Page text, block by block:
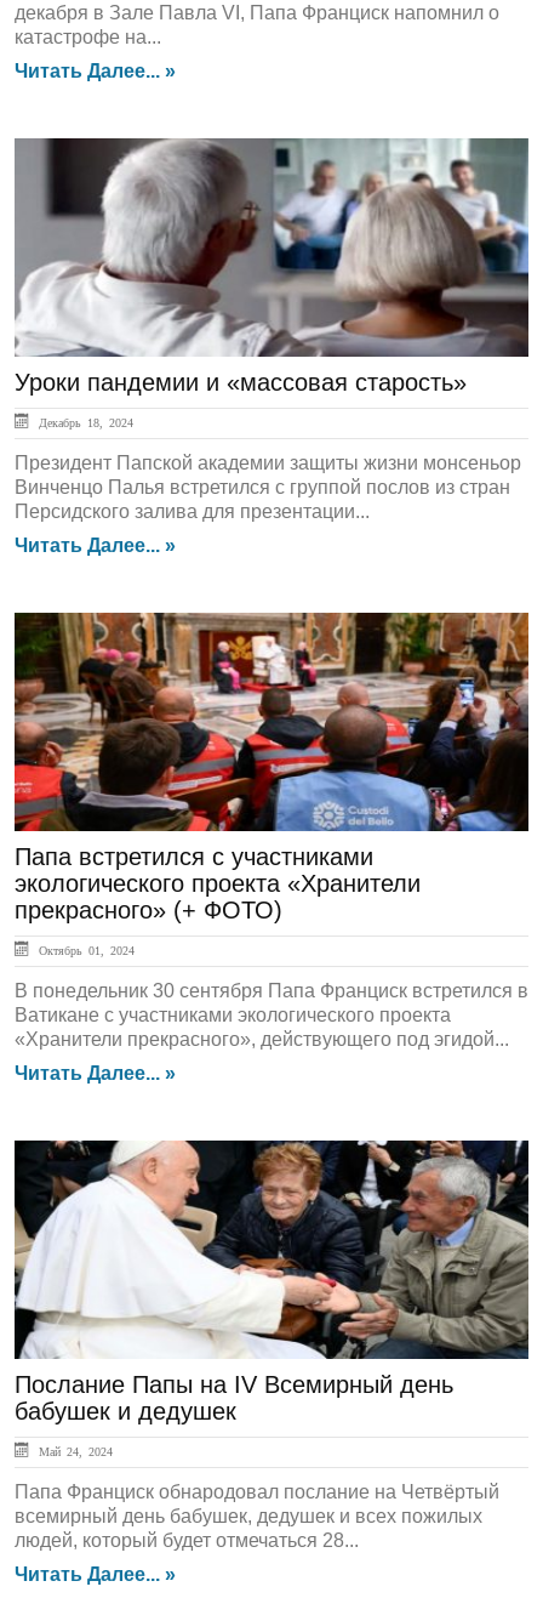
декабря в Зале Павла VI, Папа Франциск напомнил о
катастрофе на...
Читать Далее... »
ЛЕНТА НОВОСТЕЙ
Уроки пандемии и «массовая старость»
Декабрь 18, 2024
Президент Папской академии защиты жизни монсеньор
Винченцо Палья встретился с группой послов из стран
Персидского залива для презентации...
Читать Далее... »
ЛЕНТА НОВОСТЕЙ
Папа встретился с участниками
экологического проекта «Хранители
прекрасного» (+ ФОТО)
Октябрь 01, 2024
В понедельник 30 сентября Папа Франциск встретился в
Ватикане с участниками экологического проекта
«Хранители прекрасного», действующего под эгидой...
Читать Далее... »
ЛЕНТА НОВОСТЕЙ
Послание Папы на IV Всемирный день
бабушек и дедушек
Май 24, 2024
Папа Франциск обнародовал послание на Четвёртый
всемирный день бабушек, дедушек и всех пожилых
людей, который будет отмечаться 28...
Читать Далее... »